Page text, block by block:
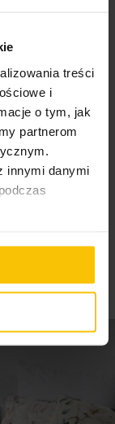
treści
i
o tym, jak
partnerom
innymi danymi